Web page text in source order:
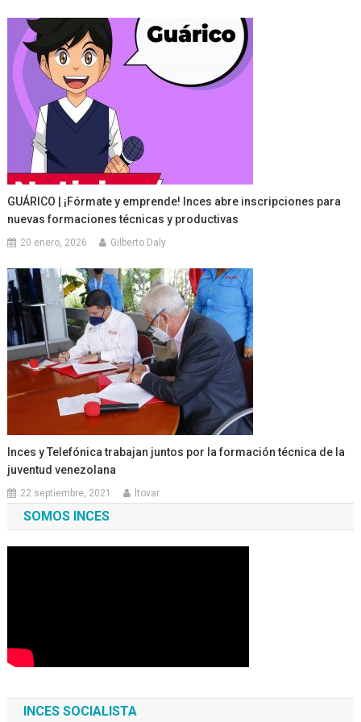
GUÁRICO | ¡Fórmate y emprende! Inces abre inscripciones para
nuevas formaciones técnicas y productivas
20 enero, 2026 Gilberto Daly
Inces y Telefónica trabajan juntos por la formación técnica de la
juventud venezolana
22 septiembre, 2021 ltovar
SOMOS INCES
INCES SOCIALISTA